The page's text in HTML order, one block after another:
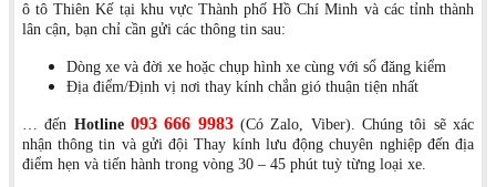
ô tô Thiên Kế tại khu vực Thành phố Hồ Chí Minh và các tỉnh thành
lân cận, bạn chỉ cần gửi các thông tin sau:
Dòng xe và đời xe hoặc chụp hình xe cùng với sổ đăng kiểm
Địa điểm/Định vị nơi thay kính chắn gió thuận tiện nhất
… đến Hotline093 666 9983(Có Zalo, Viber). Chúng tôi sẽ xác
nhận thông tin và gửi đội Thay kính lưu động chuyên nghiệp đến địa
điểm hẹn và tiến hành trong vòng 30 – 45 phút tuỳ từng loại xe.